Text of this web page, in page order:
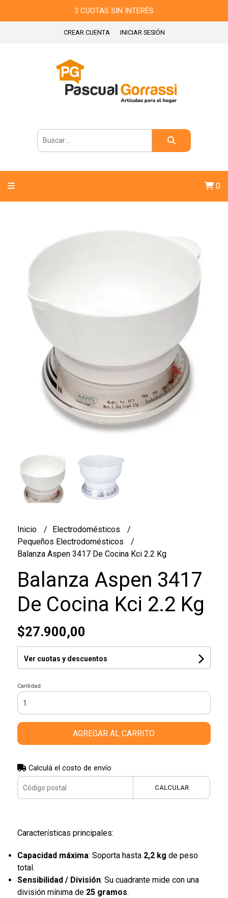
3 CUOTAS SIN INTERÉS
CREAR CUENTA INICIAR SESIÓN
0
Inicio
Electrodomésticos
Pequeños Electrodomésticos
Balanza Aspen 3417 De Cocina Kci 2.2 Kg
Balanza Aspen 3417
De Cocina Kci 2.2 Kg
$27.900,00
Ver cuotas y descuentos
Cantidad
AGREGAR AL CARRITO
Calculá el costo de envío
CALCULAR
Características principales:
Capacidad máxima: Soporta hasta 2,2 kg de peso
total.
Sensibilidad / División: Su cuadrante mide con una
división mínima de 25 gramos.